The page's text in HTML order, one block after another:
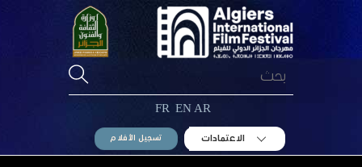
AR
EN
FR
الاعتمادات تسجيل الأفلام